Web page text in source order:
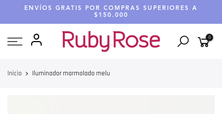
ENVÍOS GRATIS POR COMPRAS SUPERIORES A
$150.000
0
Inicio Iluminador marmolado melu